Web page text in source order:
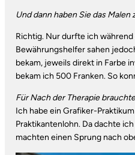
Und dann haben Sie das
Richtig. Nur durfte ich
Bewährungshelfer sahen
bekam, jeweils direkt in Farbe
bekam ich 500 Franken. So
Für Nach der Therapie
Ich habe ein Grafiker-
Praktikantenlohn. Da dachte
machten einen Sprung nach